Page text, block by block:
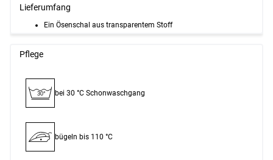
Lieferumfang
Ein Ösenschal aus transparentem Stoff
Pflege
30° bei 30 °C Schon­waschgang
bügeln bis 110 °C